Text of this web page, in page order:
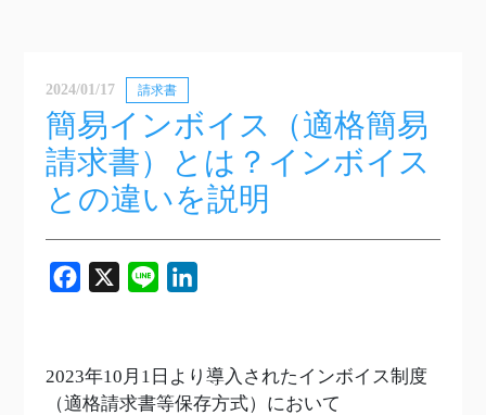
2024/01/17 請求書
簡易インボイス（適格簡易
請求書）とは？インボイス
との違いを説明
Facebook
X Line
2023年10月1日より導入されたインボイス制度
（適格請求書等保存方式）において